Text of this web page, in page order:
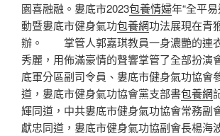
園喜融融。婁底市2023包養情婦年“全平
動暨婁底市健身氣功包養網功法展現在青
辦。 掌管人郭嘉琪教員一身濃艷的連
秀麗，用佈滿豪情的聲響掌管了全部扮
底軍分區副司令員、婁底市健身氣功協會
道，婁底市健身氣功協會黨支部書包養網
輝同道，中共婁底市健身氣功協會常務副
獻忠同道，婁底市健身氣功協副會長楊海